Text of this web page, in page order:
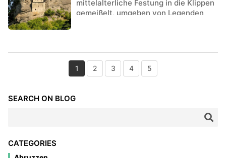
mittelalterliche Festung in die Klippen
gemeißelt, umgeben von Legenden
1 2 3 4 5
SEARCH ON BLOG
CATEGORIES